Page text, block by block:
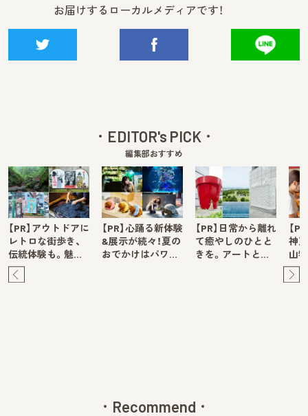
お届けするローカルメディアです！
EDITOR's PICK
編集部おすすめ
【PR】アウトドアに
レトロな街歩き、
伝統体験も。魅…
【PR】心踊る新体験
&展示が続々！夏の
おでかけはパワ…
【PR】日常から離れ
て癒やしのひとと
きを。アートと…
【
神
山
Recommend